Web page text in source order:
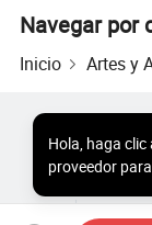
Navegar por
Inicio Artes y
Hola, haga clic
proveedor
Productos
Sobre
Acuerdo